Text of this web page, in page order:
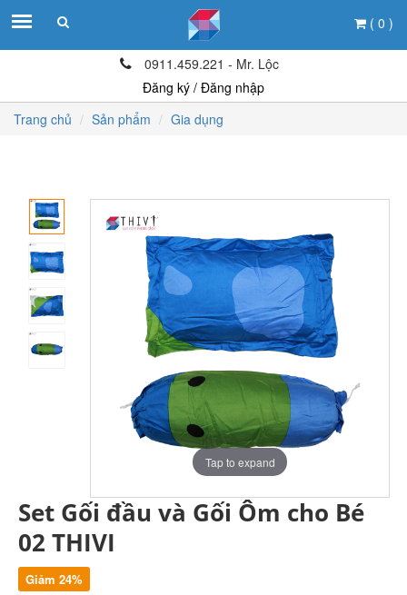
0911.459.221 - Mr. Lộc
Đăng ký / Đăng nhập
( 0 )
Trang chủ Sản phẩm Gia dụng
Tap to expand
Set Gối đầu và Gối Ôm cho Bé
02 THIVI
Giảm 24%